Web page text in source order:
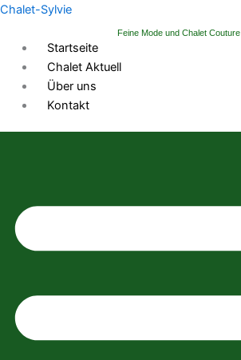
Zum
springen
Chalet-Sylvie
Feine Mode und Chalet Couture
Startseite
Chalet Aktuell
Über uns
Kontakt